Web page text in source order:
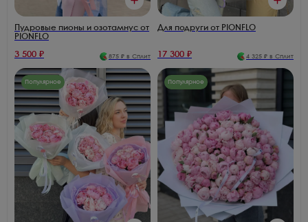
Пудровые пионы и озотамнус от
PIONFLO
3 500 ₽ 875 ₽ в Сплит
Для подруги от PIONFLO
17 300 ₽ 4 325 ₽ в Сплит
Популярное Популярное